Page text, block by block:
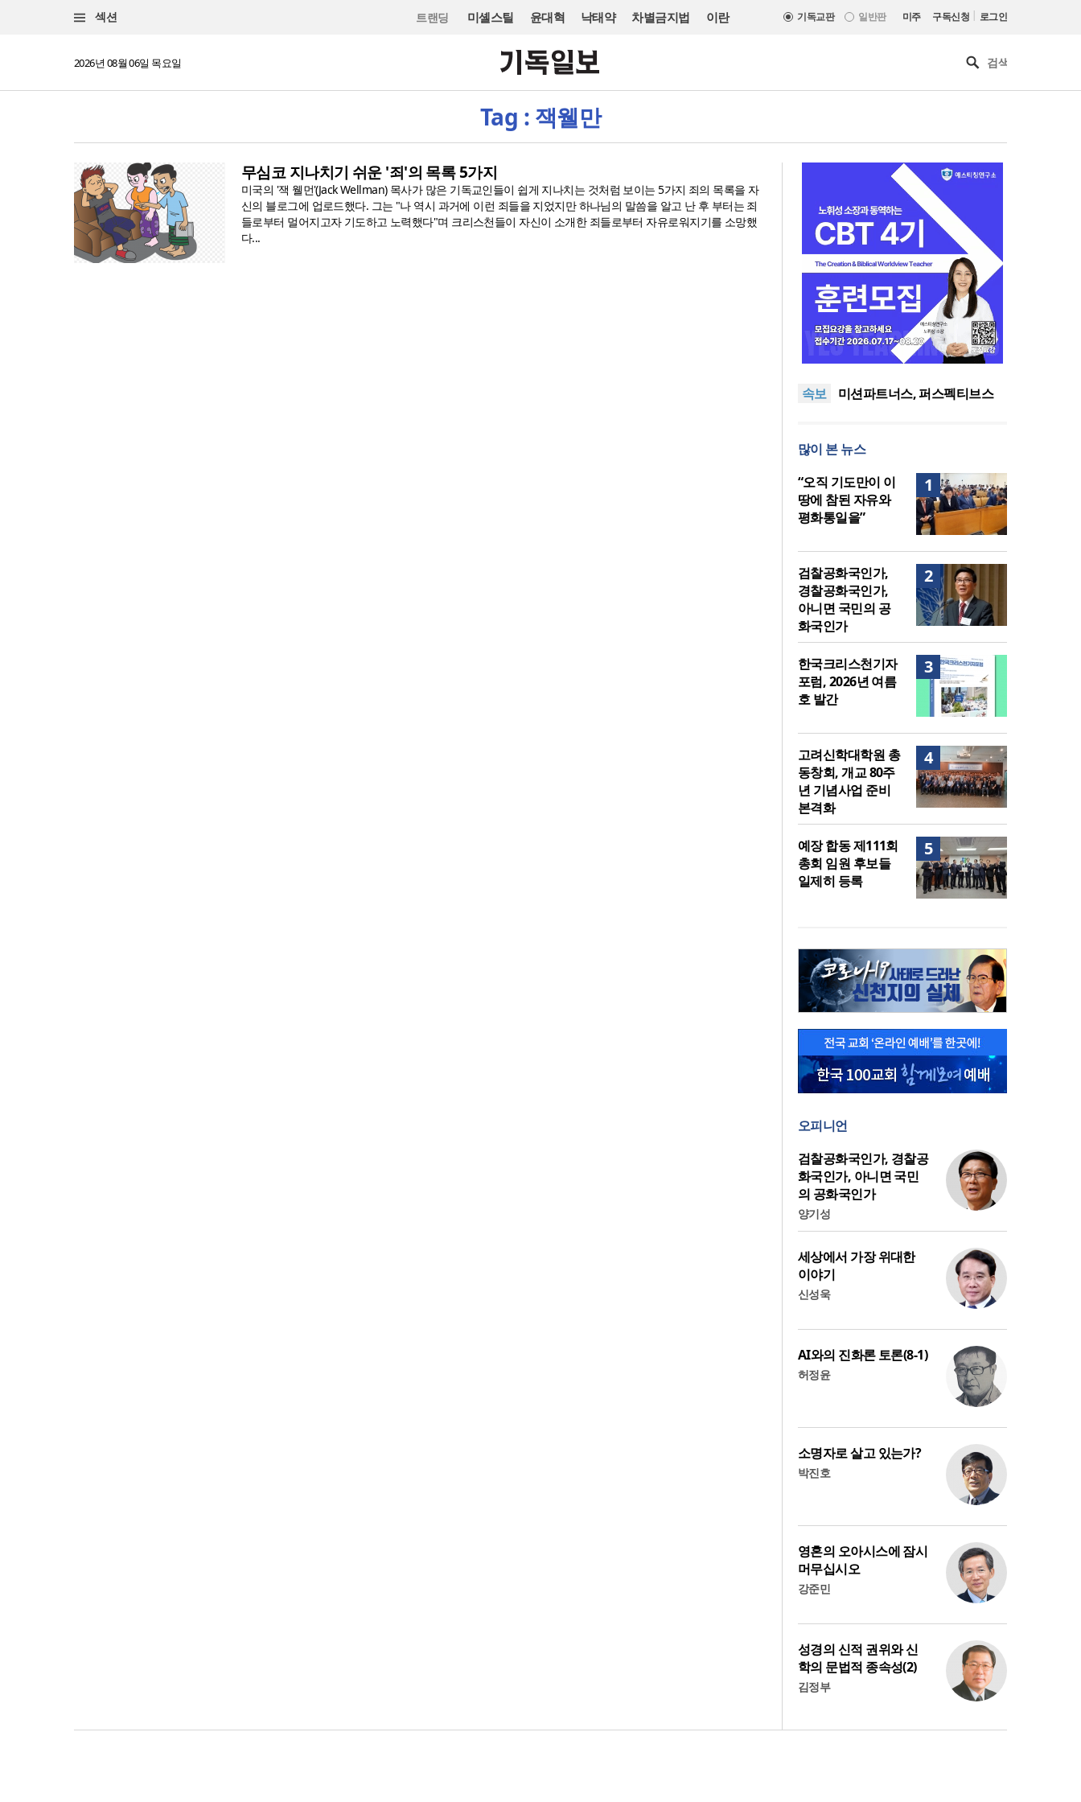
섹션 트랜딩 미셸스틸 윤대혁 낙태약 차별금지법 이란 기독교판 일반판 미주 구독신청 | 로그인
2026년 08월 06일 목요일
Tag : 잭웰만
무심코 지나치기 쉬운 '죄'의 목록 5가지
미국의 '잭 웰먼'(Jack Wellman) 목사가 많은 기독교인들이 쉽게 지나치는 것처럼 보이는 5가지 죄의 목록을 자
신의 블로그에 업로드했다. 그는 "나 역시 과거에 이런 죄들을 지었지만 하나님의 말씀을 알고 난 후 부터는 죄
들로부터 멀어지고자 기도하고 노력했다"며 크리스천들이 자신이 소개한 죄들로부터 자유로워지기를 소망했
다...
속보
사랑과 공의로 열리는 하나님
즈의 새 앨범 발매
미션파트너스, 퍼스펙티브스
년 여름호 발간
사랑과 공의로 열리는 하나님
나라의 회복 원리
어쿠스틱 피아노 찬송가 시리
즈의 새 앨범 발매
많이 본 뉴스
1
“오직 기도만이 이
땅에 참된 자유와
평화통일을”
2
검찰공화국인가,
경찰공화국인가,
아니면 국민의 공
화국인가
3
한국크리스천기자
포럼, 2026년 여름
호 발간
4
고려신학대학원 총
동창회, 개교 80주
년 기념사업 준비
본격화
5
예장 합동 제111회
총회 임원 후보들
일제히 등록
오피니언
검찰공화국인가, 경찰공
화국인가, 아니면 국민
의 공화국인가
양기성
세상에서 가장 위대한
이야기
신성욱
AI와의 진화론 토론(8-1)
허정윤
소명자로 살고 있는가?
박진호
영혼의 오아시스에 잠시
머무십시오
강준민
성경의 신적 권위와 신
학의 문법적 종속성(2)
김정부